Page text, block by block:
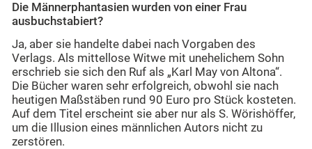
Die Männerphantasien wurden von einer Frau
ausbuchstabiert?
Ja, aber sie handelte dabei nach Vorgaben des
Verlags. Als mittellose Witwe mit unehelichem Sohn
erschrieb sie sich den Ruf als „Karl May von Altona“.
Die Bücher waren sehr erfolgreich, obwohl sie nach
heutigen Maßstäben rund 90 Euro pro Stück kosteten.
Auf dem Titel erscheint sie aber nur als S. Wörishöffer,
um die Illusion eines männlichen Autors nicht zu
zerstören.